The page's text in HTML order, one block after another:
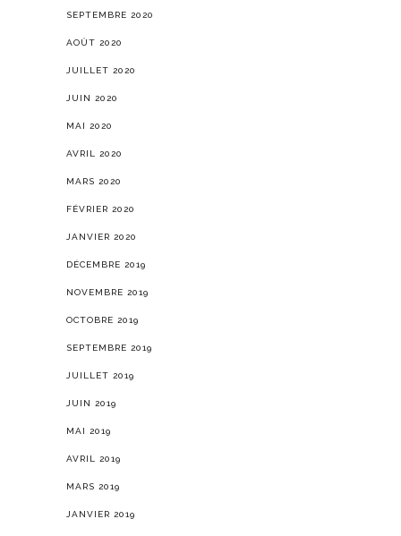
SEPTEMBRE 2020
AOÛT 2020
JUILLET 2020
JUIN 2020
MAI 2020
AVRIL 2020
MARS 2020
FÉVRIER 2020
JANVIER 2020
DÉCEMBRE 2019
NOVEMBRE 2019
OCTOBRE 2019
SEPTEMBRE 2019
JUILLET 2019
JUIN 2019
MAI 2019
AVRIL 2019
MARS 2019
JANVIER 2019